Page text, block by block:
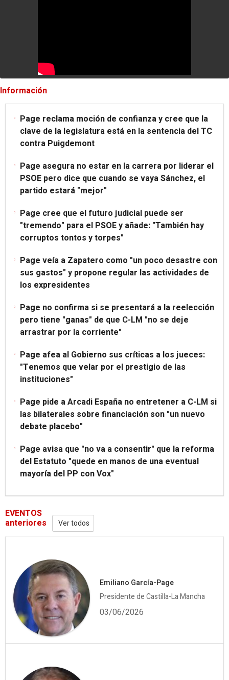
Información
Page reclama moción de confianza y cree que la
clave de la legislatura está en la sentencia del TC
contra Puigdemont
Page asegura no estar en la carrera por liderar el
PSOE pero dice que cuando se vaya Sánchez, el
partido estará "mejor"
Page cree que el futuro judicial puede ser
"tremendo" para el PSOE y añade: "También hay
corruptos tontos y torpes"
Page veía a Zapatero como "un poco desastre con
sus gastos" y propone regular las actividades de
los expresidentes
Page no confirma si se presentará a la reelección
pero tiene "ganas" de que C-LM "no se deje
arrastrar por la corriente"
Page afea al Gobierno sus críticas a los jueces:
"Tenemos que velar por el prestigio de las
instituciones"
Page pide a Arcadi España no entretener a C-LM si
las bilaterales sobre financiación son "un nuevo
debate placebo"
Page avisa que "no va a consentir" que la reforma
del Estatuto "quede en manos de una eventual
mayoría del PP con Vox"
EVENTOS
anteriores Ver todos
Emiliano García-Page
Presidente de Castilla-La Mancha
03/06/2026